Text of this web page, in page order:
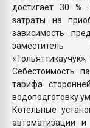
достигает 30 %.
затраты на
зависимость
заместитель
Себестоимость
тарифа
водоподготовку
Котельные
автоматизации